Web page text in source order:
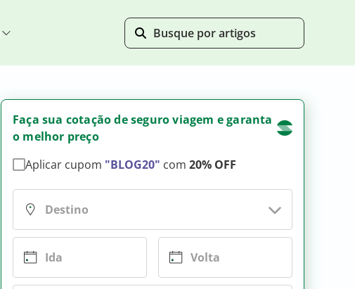
Faça sua cotação de seguro viagem e garanta
o melhor preço
Aplicar cupom "BLOG20" com 20% OFF